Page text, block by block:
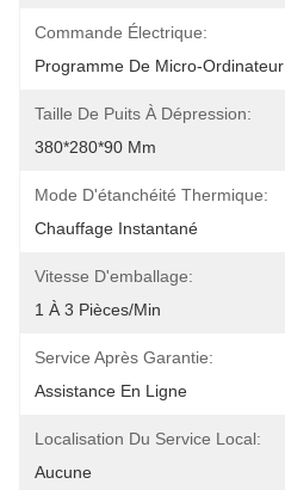
Commande Électrique:
Programme De Micro-Ordinateur
Taille De Puits À Dépression:
380*280*90 Mm
Mode D'étanchéité Thermique:
Chauffage Instantané
Vitesse D'emballage:
1 À 3 Pièces/min
Service Après Garantie:
Assistance En Ligne
Localisation Du Service Local:
Aucune